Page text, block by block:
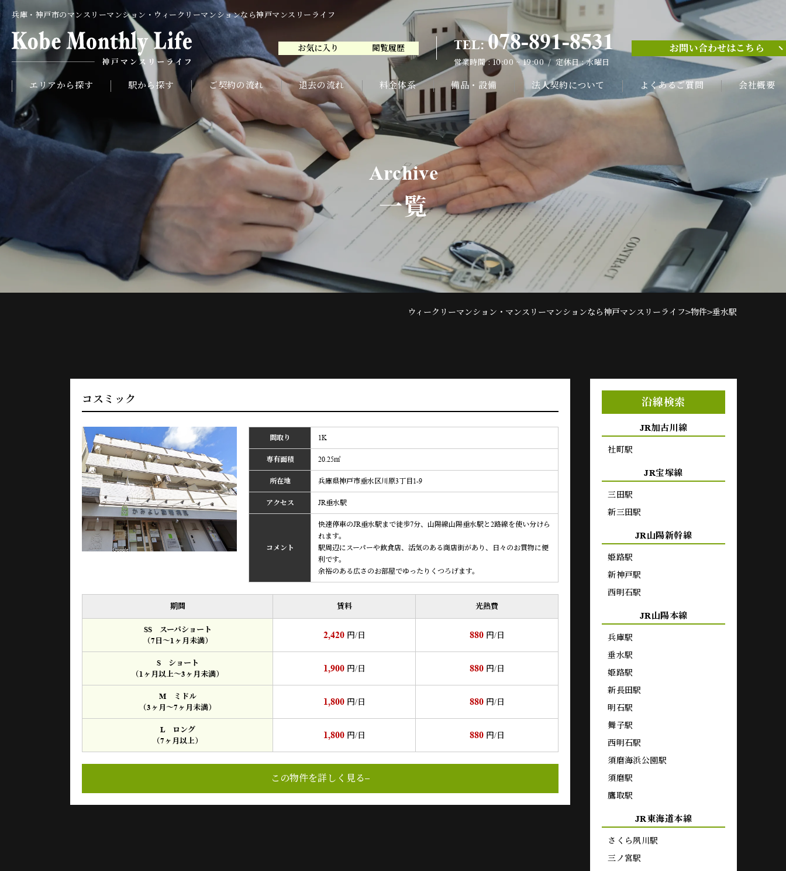
兵庫・神戸市のマンスリーマンション・ウィークリーマンションなら神戸マンスリーライフ
お気に入り 閲覧履歴 TEL:078-891-8531
営業時間 : 10:00 ~ 19:00 / 定休日 : 水曜日
お問い合わせはこちら
エリアから探す 駅から探す ご契約の流れ 退去の流れ 料金体系 備品・設備 法人契約について よくあるご質問 会社概要
お気に入り TEL:078-891-8531
営業時間 : 10:00 ~ 19:00 / 定休日 : 水曜日
お問い合わせはこちら
Archive
一覧
ウィークリーマンション・マンスリーマンションなら神戸マンスリーライフ>物件>垂水駅
コスミック
間取り 1K
専有面積 20.25㎡
所在地 兵庫県神戸市垂水区川原3丁目1-9
アクセス JR垂水駅
コメント
快速停車のJR垂水駅まで徒歩7分、山陽線山陽垂水駅と2路線を使い分けら
れます。
駅周辺にスーパーや飲食店、活気のある商店街があり、日々のお買物に便
利です。
余裕のある広さのお部屋でゆったりくつろげます。
期間 賃料 光熱費
SS スーパショート
（7日～1ヶ月未満）
2,420 円/日 880 円/日
S ショート
（1ヶ月以上～3ヶ月未満）
1,900 円/日 880 円/日
M ミドル
（3ヶ月～7ヶ月未満）
1,800 円/日 880 円/日
L ロング
（7ヶ月以上）
1,800 円/日 880 円/日
この物件を詳しく見る
沿線検索
JR加古川線
社町駅
JR宝塚線
三田駅
新三田駅
JR山陽新幹線
姫路駅
新神戸駅
西明石駅
JR山陽本線
兵庫駅
垂水駅
姫路駅
新長田駅
明石駅
舞子駅
西明石駅
須磨海浜公園駅
須磨駅
鷹取駅
JR東海道本線
さくら夙川駅
三ノ宮駅